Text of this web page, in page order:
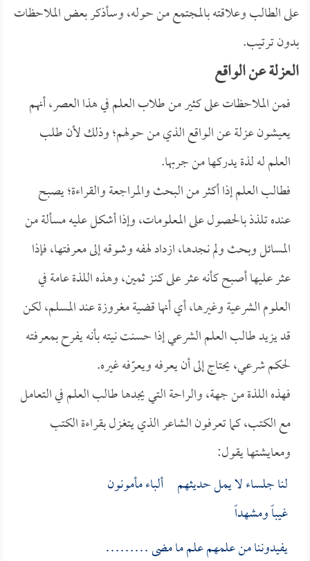
على الطالب وعلاقته بالمجتمع من حوله، وسأذكر بعض الملاحظات
بدون ترتيب.
العزلة عن الواقع
فمن الملاحظات على كثير من طلاب العلم في هذا العصر، أنهم
يعيشون عزلة عن الواقع الذي من حولهم؛ وذلك لأن طلب
العلم له لذة يدركها من جربها.
فطالب العلم إذا أكثر من البحث والمراجعة والقراءة؛ يصبح
عنده تلذذ بالحصول على المعلومات، وإذا أشكل عليه مسألة من
المسائل وبحث ولم نجدها، ازداد لهفه وشوقه إلى معرفتها، فإذا
عثر عليها أصبح كأنه عثر على كنـز ثمين، وهذه اللذة عامة في
العلوم الشرعية وغيرها، أي أنها قضية مغروزة عند المسلم، لكن
قد يزيد طالب العلم الشرعي إذا حسنت نيته بأنه يفرح بمعرفته
لحكم شرعي، يحتاج إلى أن يعرفه ويعرّفه غيره.
فهذه اللذة من جهة، والراحة التي يجدها طالب العلم في التعامل
مع الكتب، كما تعرفون الشاعر الذي يتغزل بقراءة الكتب
ومعايشتها يقول:
لنا جلساء لا يمل حديثهم ألباء مأمونون
غيباً ومشهداً
يفيدوننا من علمهم علم ما مضى ………